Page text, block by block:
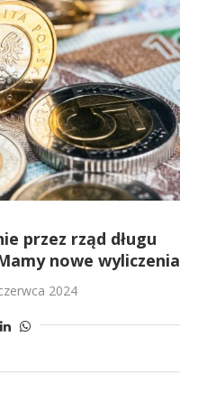
przez rząd długu
nowe wyliczenia
2024